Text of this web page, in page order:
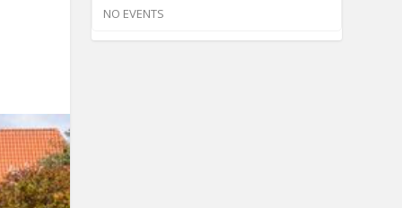
NO EVENTS